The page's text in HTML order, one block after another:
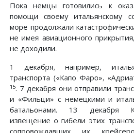
Пока немцы готовились к
помощи своему итальянскому
море продолжали
не имея авиационного
не доходили.
1 декабря, например,
транспорта («Капо Фаро»,
15. 7 декабря они отправили
и «Фильци» с немецкими и
батальонами. 13 декабря
извещение о гибели этих